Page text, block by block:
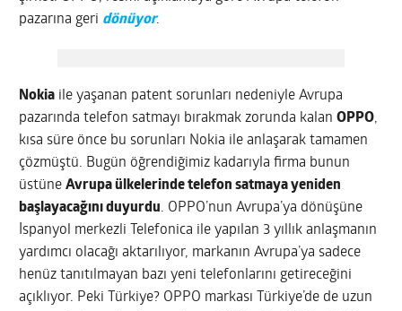
pazarına geri dönüyor.
Nokia ile yaşanan patent sorunları nedeniyle Avrupa
pazarında telefon satmayı bırakmak zorunda kalanOPPO,
kısa süre önce bu sorunları Nokia ile anlaşarak tamamen
çözmüştü. Bugün öğrendiğimiz kadarıyla firma bunun
üstüneAvrupa ülkelerinde telefon satmaya yeniden
başlayacağını duyurdu. OPPO’nun Avrupa’ya dönüşüne
İspanyol merkezli Telefonica ile yapılan 3 yıllık anlaşmanın
yardımcı olacağı aktarılıyor, markanın Avrupa’ya sadece
henüz tanıtılmayan bazı yeni telefonlarını getireceğini
açıklıyor. Peki Türkiye? OPPO markası Türkiye’de de uzun